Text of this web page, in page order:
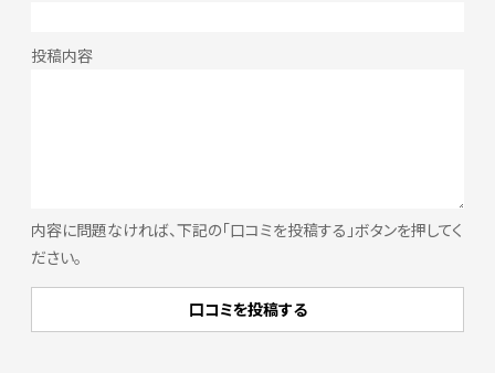
内容に問題なければ、下記の「口コミを投稿する」ボタンを押してく
ださい。